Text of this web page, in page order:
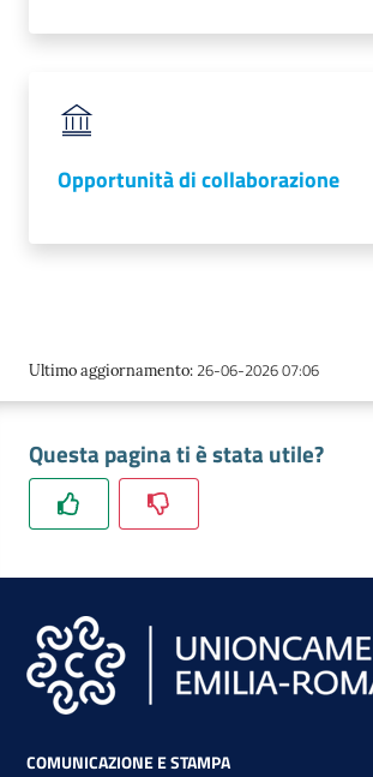
Opportunità di collaborazione
Ultimo aggiornamento: 26-06-2026 07:06
Questa pagina ti è stata utile?
COMUNICAZIONE E STAMPA